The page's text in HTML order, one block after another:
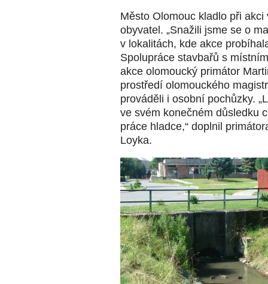
Město Olomouc kladlo při
obyvatel. „Snažili jsme se o
v lokalitách, kde akce
Spolupráce stavbařů s
akce olomoucký primátor
prostředí olomouckého
prováděli i osobní pochůzky.
ve svém konečném důsledku
práce hladce,“ doplnil
Loyka.